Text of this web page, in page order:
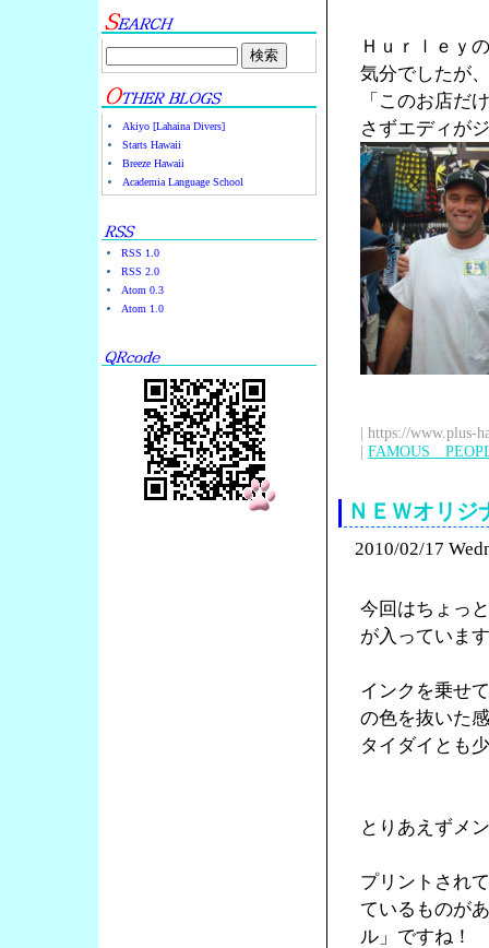
Akiyo [Lahaina Divers]
Starts Hawaii
Breeze Hawaii
Academia Language School
RSS 1.0
RSS 2.0
Atom 0.3
Atom 1.0
Ｈｕｒｌｅｙ
気分でしたが、
「このお店だ
さずエディが
| https://www.plus-
| FAMOUS
ＮＥＷオリ
2010/02/17
今回はちょっ
が入っていま
インクを乗せ
の色を抜いた
タイダイとも
とりあえずメ
プリントされ
ているものが
ル」ですね！